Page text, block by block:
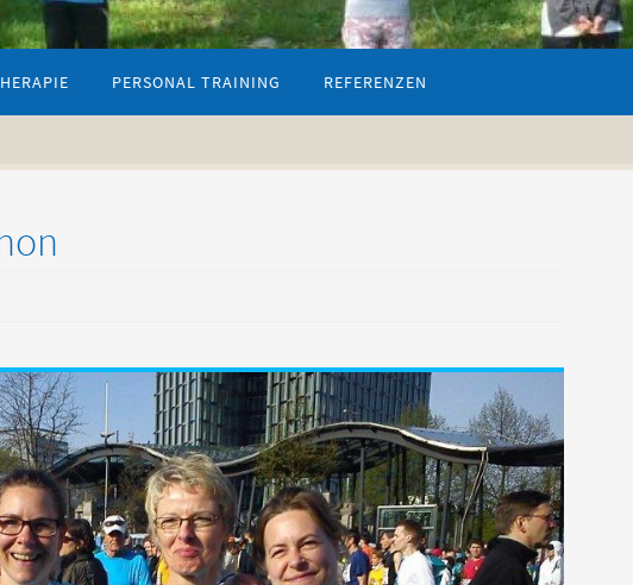
PERSONAL TRAINING REFERENZEN